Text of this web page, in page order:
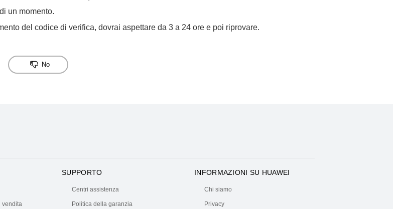
un momento.
del codice di verifica, dovrai aspettare da 3 a 24 ore e poi riprovare.
No
vendita
SUPPORTO
Centri assistenza
Politica della garanzia
INFORMAZIONI SU HUAWEI
Chi siamo
Privacy